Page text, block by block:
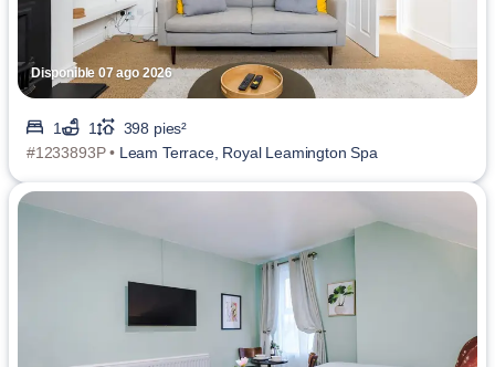
Disponible 07 ago 2026
1 1
398 pies²
#1233893P • Leam Terrace, Royal Leamington Spa